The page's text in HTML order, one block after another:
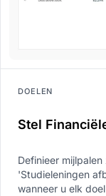
DOELEN
Stel
Definieer
'Studieleningen
wanneer u elk